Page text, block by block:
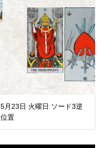
5月23日 火曜日 ソード3逆
位置